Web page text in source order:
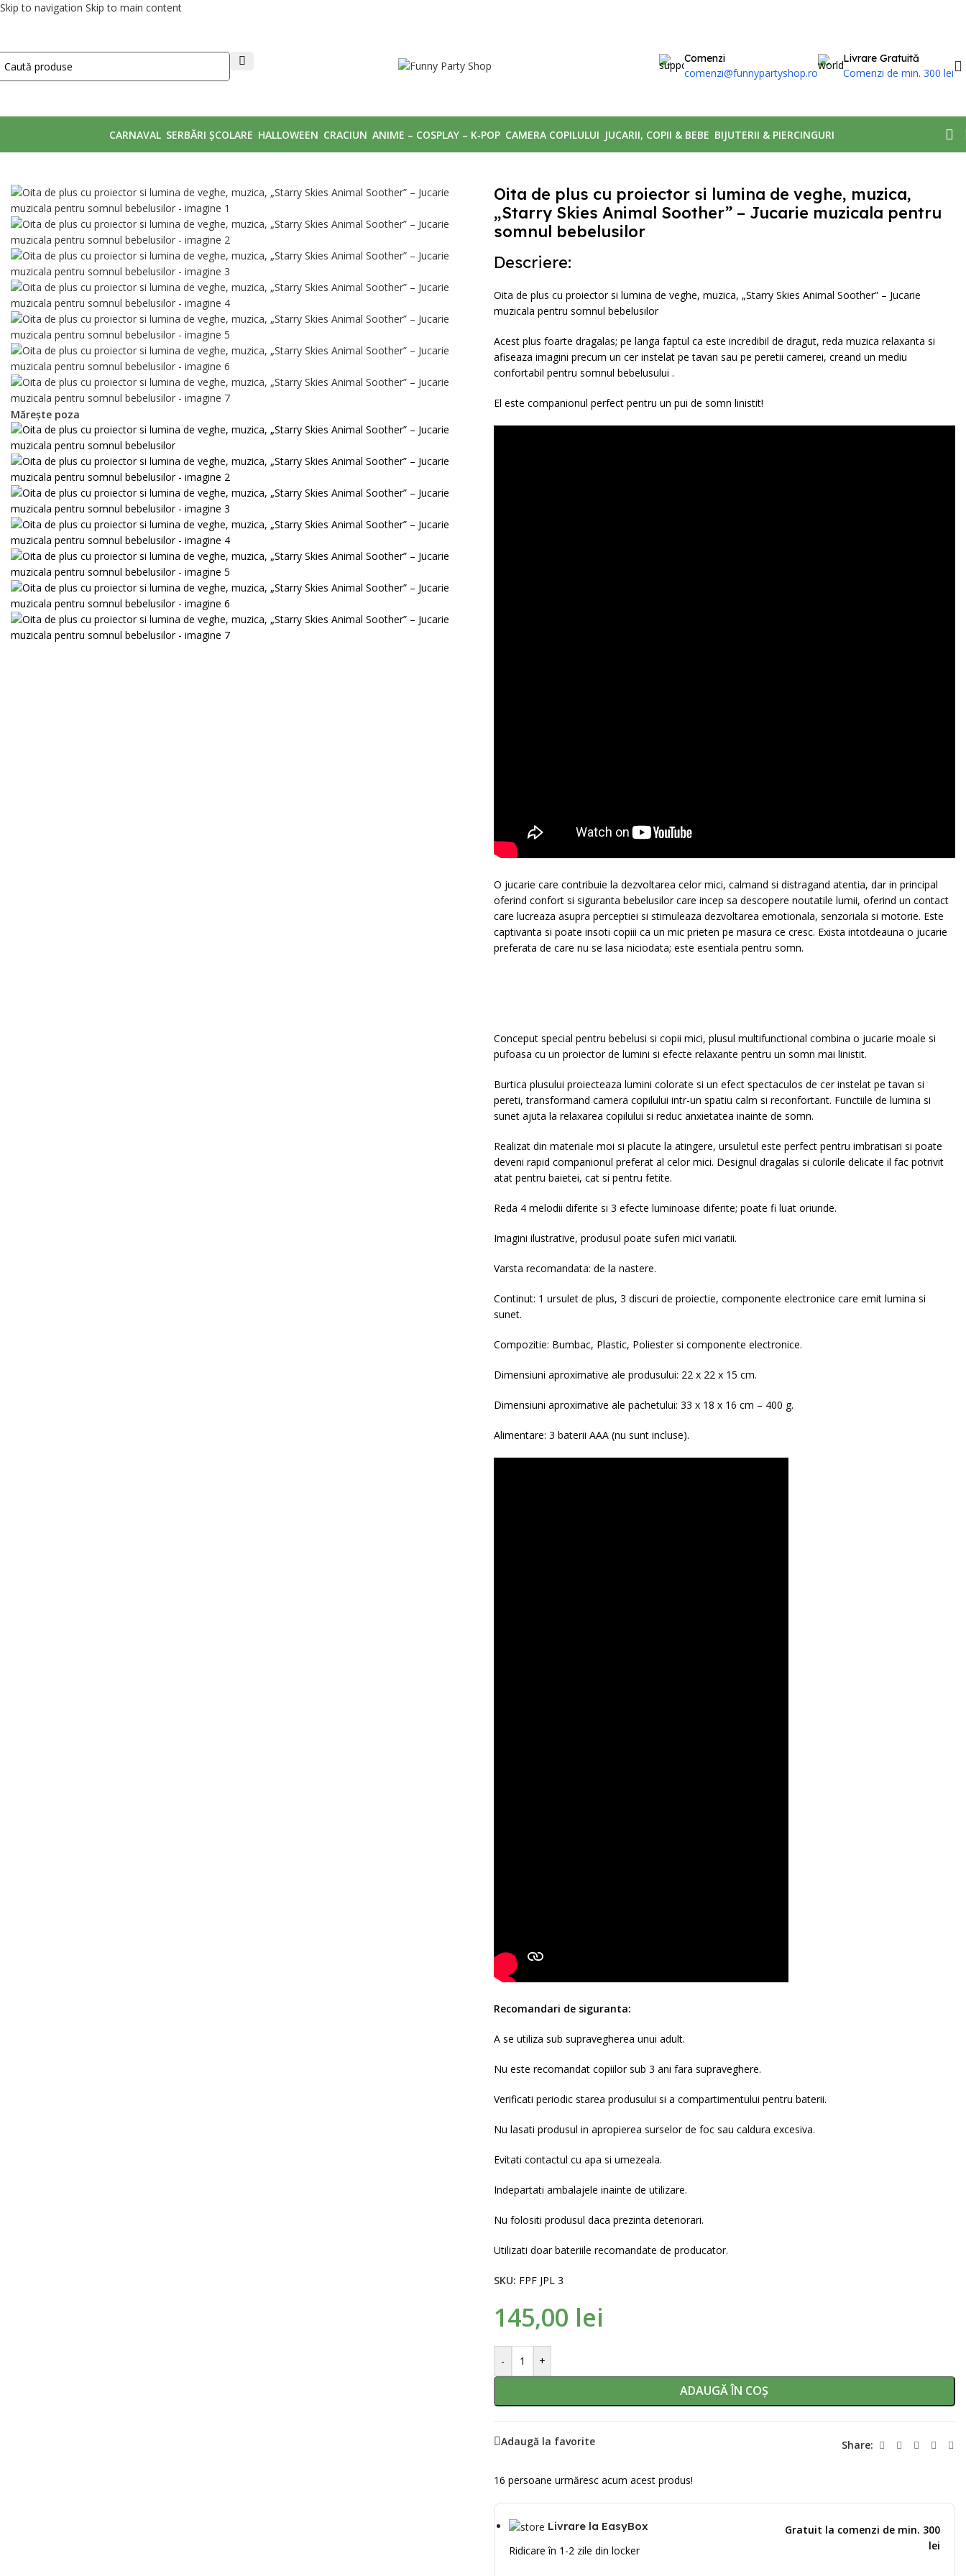
Skip to navigation Skip to main content
Comenzi
comenzi@funnypartyshop.ro
Livrare Gratuită
Comenzi de min. 300 lei
CARNAVAL SERBĂRI ȘCOLARE HALLOWEEN CRACIUN ANIME – COSPLAY – K‑POP CAMERA COPILULUI JUCARII, COPII & BEBE BIJUTERII & PIERCINGURI
Mărește poza
Oita de plus cu proiector si lumina de veghe, muzica,
„Starry Skies Animal Soother” – Jucarie muzicala pentru
somnul bebelusilor
Descriere:
Oita de plus cu proiector si lumina de veghe, muzica, „Starry Skies Animal Soother” – Jucarie
muzicala pentru somnul bebelusilor
Acest plus foarte dragalas; pe langa faptul ca este incredibil de dragut, reda muzica relaxanta si
afiseaza imagini precum un cer instelat pe tavan sau pe peretii camerei, creand un mediu
confortabil pentru somnul bebelusului .
El este companionul perfect pentru un pui de somn linistit!
O jucarie care contribuie la dezvoltarea celor mici, calmand si distragand atentia, dar in principal
oferind confort si siguranta bebelusilor care incep sa descopere noutatile lumii, oferind un contact
care lucreaza asupra perceptiei si stimuleaza dezvoltarea emotionala, senzoriala si motorie. Este
captivanta si poate insoti copiii ca un mic prieten pe masura ce cresc. Exista intotdeauna o jucarie
preferata de care nu se lasa niciodata; este esentiala pentru somn.
Conceput special pentru bebelusi si copii mici, plusul multifunctional combina o jucarie moale si
pufoasa cu un proiector de lumini si efecte relaxante pentru un somn mai linistit.
Burtica plusului proiecteaza lumini colorate si un efect spectaculos de cer instelat pe tavan si
pereti, transformand camera copilului intr-un spatiu calm si reconfortant. Functiile de lumina si
sunet ajuta la relaxarea copilului si reduc anxietatea inainte de somn.
Realizat din materiale moi si placute la atingere, ursuletul este perfect pentru imbratisari si poate
deveni rapid companionul preferat al celor mici. Designul dragalas si culorile delicate il fac potrivit
atat pentru baietei, cat si pentru fetite.
Reda 4 melodii diferite si 3 efecte luminoase diferite; poate fi luat oriunde.
Imagini ilustrative, produsul poate suferi mici variatii.
Varsta recomandata: de la nastere.
Continut: 1 ursulet de plus, 3 discuri de proiectie, componente electronice care emit lumina si
sunet.
Compozitie: Bumbac, Plastic, Poliester si componente electronice.
Dimensiuni aproximative ale produsului: 22 x 22 x 15 cm.
Dimensiuni aproximative ale pachetului: 33 x 18 x 16 cm – 400 g.
Alimentare: 3 baterii AAA (nu sunt incluse).
Recomandari de siguranta:
A se utiliza sub supravegherea unui adult.
Nu este recomandat copiilor sub 3 ani fara supraveghere.
Verificati periodic starea produsului si a compartimentului pentru baterii.
Nu lasati produsul in apropierea surselor de foc sau caldura excesiva.
Evitati contactul cu apa si umezeala.
Indepartati ambalajele inainte de utilizare.
Nu folositi produsul daca prezinta deteriorari.
Utilizati doar bateriile recomandate de producator.
SKU: FPF JPL 3
145,00 lei
- +
ADAUGĂ ÎN COȘ
Adaugă la favorite Share:
16 persoane urmăresc acum acest produs!
Livrare la EasyBox
Ridicare în 1-2 zile din locker
Gratuit la comenzi de min. 300
lei